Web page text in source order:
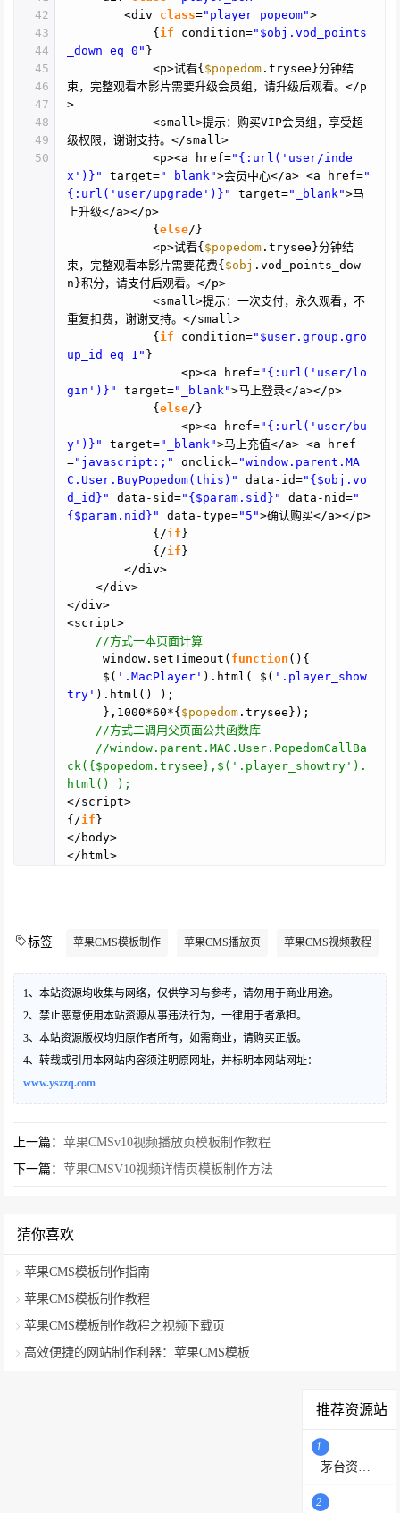
42
43
44
45
46
47
48
49
50
<div class="player_popeom">
{if condition="$obj.vod_points
_down eq 0" }
<p>试看{$popedom .trysee}分钟结
束，完整观看本影片需要升级会员组，请升级后观看。</p
>
<small>提示：购买VIP会员组，享受超
级权限，谢谢支持。</small>
<p><a href="{:url('user/inde
x')}"
target="_blank">会员中心</a> <a href="
{:url('user/upgrade')}"
target="_blank">马
上升级</a></p>
{else/}
<p>试看{$popedom .trysee}分钟结
束，完整观看本影片需要花费{$obj .vod_points_dow
n}积分，请支付后观看。</p>
<small>提示：一次支付，永久观看，不
重复扣费，谢谢支持。</small>
{if condition="$user.group.gro
up_id eq 1" }
<p><a href="{:url('user/lo
gin')}"
target="_blank">马上登录</a></p>
{else/}
<p><a href="{:url('user/bu
y')}"
target="_blank">马上充值</a> <a href
="javascript:;" onclick="window.parent.MA
C.User.BuyPopedom(this)"
data-id="{$obj.vo
d_id}"
data-sid="{$param.sid}" data-nid="
{$param.nid}"
data-type="5">确认购买</a></p>
{/if}
{/if}
</div>
</div>
</div>
<script>
//方式一本页面计算
window.setTimeout( function (){
$( '.MacPlayer' ).html( $( '.player_show
try' ).html() );
},1000*60*{$popedom .trysee});
//方式二调用父页面公共函数库
//window.parent.MAC.User.PopedomCallBa
ck({$popedom.trysee},$('.player_showtry').
html() );
</script>
{/if}
</body>
</html>
标签 苹果CMS模板制作 苹果CMS播放页 苹果CMS视频教程
1、本站资源均收集与网络，仅供学习与参考，请勿用于商业用途。
2、禁止恶意使用本站资源从事违法行为，一律用于者承担。
3、本站资源版权均归原作者所有，如需商业，请购买正版。
4、转载或引用本网站内容须注明原网址，并标明本网站网址：
www.yszzq.com
上一篇：苹果CMSv10视频播放页模板制作教程
下一篇：苹果CMSV10视频详情页模板制作方法
猜你喜欢
苹果CMS模板制作指南
苹果CMS模板制作教程
苹果CMS模板制作教程之视频下载页
高效便捷的网站制作利器：苹果CMS模板
推荐资源站
1
2